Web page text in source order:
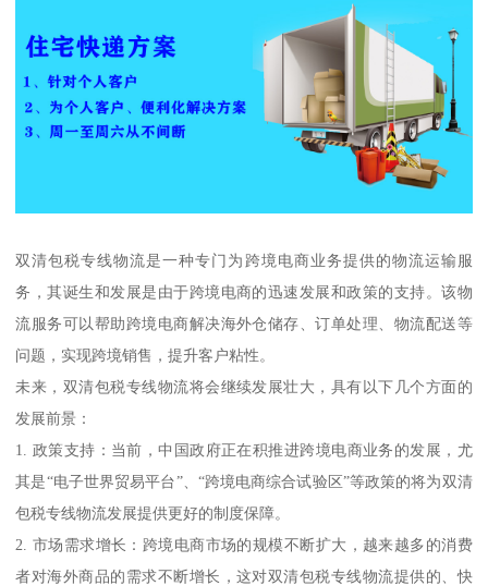
双清包税专线物流是一种专门为跨境电商业务提供的物流运输服
务，其诞生和发展是由于跨境电商的迅速发展和政策的支持。该物
流服务可以帮助跨境电商解决海外仓储存、订单处理、物流配送等
问题，实现跨境销售，提升客户粘性。
未来，双清包税专线物流将会继续发展壮大，具有以下几个方面的
发展前景：
1. 政策支持：当前，中国政府正在积推进跨境电商业务的发展，尤
其是“电子世界贸易平台”、“跨境电商综合试验区”等政策的将为双清
包税专线物流发展提供更好的制度保障。
2. 市场需求增长：跨境电商市场的规模不断扩大，越来越多的消费
者对海外商品的需求不断增长，这对双清包税专线物流提供的、快